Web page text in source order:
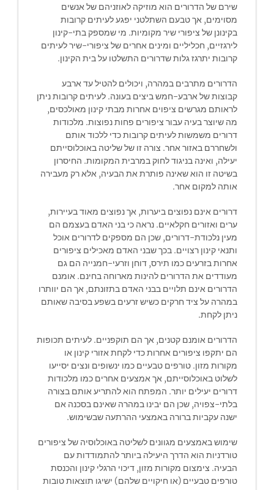
שירם של הדרורים הוא מוזיקה לאוזניהם של אנשים
מסוימים, אך טבעם השתלטני יפגע לעיתים קרובות
בקינונן של ציפורי שיר מקומיות. מי שמספק בתי-קינון
לירגזיים, חכליליים ומינים אחרים של ציפורי-שיר לעיתים
קרובות יתרגז גלות שדרורים התשלטו על בית הקינון.
הדרורים מתרבים במהרה, ויכולים להטיל עד ארבע
קבוצות של ארבע-חמש ביצים בעונה. לעיתים קרובות ניתן
לראותם מגרשים ציפוים אחרות מבתי קינון מאולכסים,
מה שיוצר בעיה עבור ציפורים פחות נפוצות. מלכודות
דרורים משמשות לעיתים קרובות כדי ללכוד אותם
ולשחררם באזור אחר. צורה זו של שליטה באוכלוסייתם
יעילה, ואינה בניגוד לחוק במרבית המקומות. החיסרון
בשיטה זו הוא שאינה פותרת את הבעיה, אלא רק מעבירה
אותה למקום אחר.
דרורים אינם נפוצים ביערות, אך נפוצים מאוד בעיירות,
ערים ואזורים חקלאיים. נראה כי בני האדם בעצמם הם
מעין נלכודת-דרורים, שכן הם מספקים לדרורים אוכל
ותנאי קינון רצויים. בכך שבני האדם מאכילים ציפורים
אחרות בזרעים כמו תירס, דוחן וזרעי-חמנייה הם גם
מעודדים את הדרורים להינות מארוחה בחינם. אומנם
הדרורים אינם תלויים בבני האדם בתזונתם, אך הם יוותרו
במהרה על ציד חרקים כשיש זרעים בשפע בסיבה שאותם
ניתן לקחת.
הדרורים אומנם קטנים, אך הם תוקפניים. לעיתים תכופות
הם יתקפו ציפורים אחרות כדי לקחת אזורי קינון או
מקורות מזון. טורפים טבעיים כמו ינשופים ונצים יסייעו
לשלוט באוכלוסייתם, אך אמצעים אחרים כמו מלכודות
דרורים יעילים יותר. המפתח הוא להתריע אותם בצורה
בלתי-צפויה, שכן הם יבינו במהרה שאינם בסכנה אם
ישנה עקביות ברורה באמצעי ההרתעה שבשימוש.
שימוש באמצעים מגוונים לשליטה באוכלוסיה של ציפורים
טורדניות הוא הדרך היעילה ביותר להתמודדות עם
הבעיה. צימצום מקורות מזון, דיכוי הרגלי קינון והכנסת
טורפים טבעיים (או חיקויים שלהם) ישיגו תוצאות טובות